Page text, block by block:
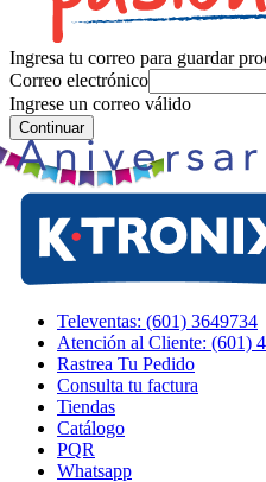
Ingresa tu correo para guardar
Correo electrónico
Ingrese un correo válido
Continuar
Televentas: (601) 3649734
Atención al Cliente: (601)
Rastrea Tu Pedido
Consulta tu factura
Tiendas
Catálogo
PQR
Whatsapp